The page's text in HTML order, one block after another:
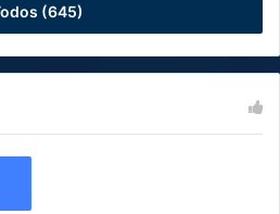
(645)